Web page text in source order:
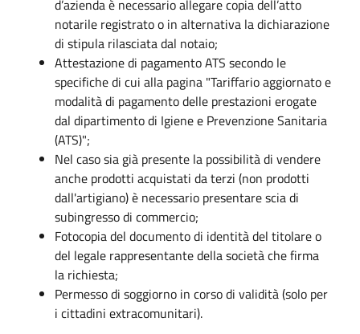
d’azienda è necessario allegare copia dell’atto
notarile registrato o in alternativa la dichiarazione
di stipula rilasciata dal notaio;
Attestazione di pagamento ATS secondo le
specifiche di cui alla pagina "Tariffario aggiornato e
modalità di pagamento delle prestazioni erogate
dal dipartimento di Igiene e Prevenzione Sanitaria
(ATS)";
Nel caso sia già presente la possibilità di vendere
anche prodotti acquistati da terzi (non prodotti
dall'artigiano) è necessario presentare scia di
subingresso di commercio;
Fotocopia del documento di identità del titolare o
del legale rappresentante della società che firma
la richiesta;
Permesso di soggiorno in corso di validità (solo per
i cittadini extracomunitari).